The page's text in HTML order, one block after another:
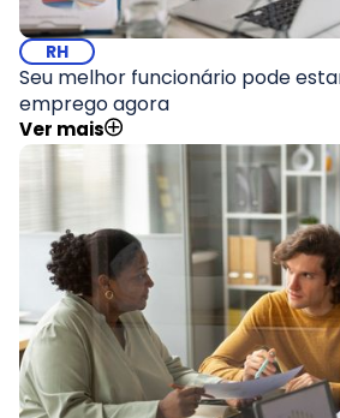
RH
Seu melhor funcionário pode
emprego agora
Ver mais